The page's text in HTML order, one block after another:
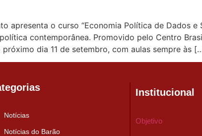
apresenta o curso “Economia Política de Dados
contemporânea. Promovido pelo Centro
dia 11 de setembro, com aulas sempre às
Notícias
Notícias do Barão
Institucional
Objetivo